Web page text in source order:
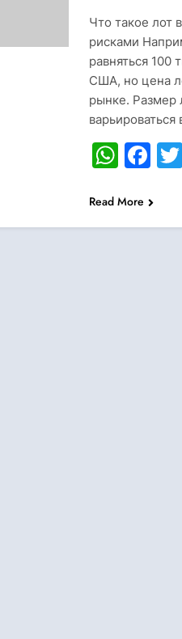
Что такое лот
рисками
равняться 100
США, но цена
рынке. Размер
Read More